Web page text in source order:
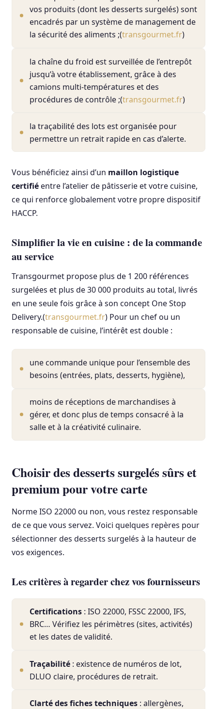
vos produits (dont les desserts surgelés) sont
encadrés par un système de management de
la sécurité des aliments ;(transgourmet.fr)
la chaîne du froid est surveillée de l’entrepôt
jusqu’à votre établissement, grâce à des
camions multi-températures et des
procédures de contrôle ;(transgourmet.fr)
la traçabilité des lots est organisée pour
permettre un retrait rapide en cas d’alerte.
Vous bénéficiez ainsi d’un maillon logistique
certifiéentre l’atelier de pâtisserie et votre cuisine,
ce qui renforce globalement votre propre dispositif
HACCP.
Simplifier la vie en cuisine : de la commande
au service
Transgourmet propose plus de 1 200 références
surgelées et plus de 30 000 produits au total, livrés
en une seule fois grâce à son concept One Stop
Delivery.(transgourmet.fr) Pour un chef ou un
responsable de cuisine, l’intérêt est double :
une commande unique pour l’ensemble des
besoins (entrées, plats, desserts, hygiène),
moins de réceptions de marchandises à
gérer, et donc plus de temps consacré à la
salle et à la créativité culinaire.
Choisir des desserts surgelés sûrs et
premium pour votre carte
Norme ISO 22000 ou non, vous restez responsable
de ce que vous servez. Voici quelques repères pour
sélectionner des desserts surgelés à la hauteur de
vos exigences.
Les critères à regarder chez vos fournisseurs
Certifications : ISO 22000, FSSC 22000, IFS,
BRC… Vérifiez les périmètres (sites, activités)
et les dates de validité.
Traçabilité : existence de numéros de lot,
DLUO claire, procédures de retrait.
Clarté des fiches techniques : allergènes,